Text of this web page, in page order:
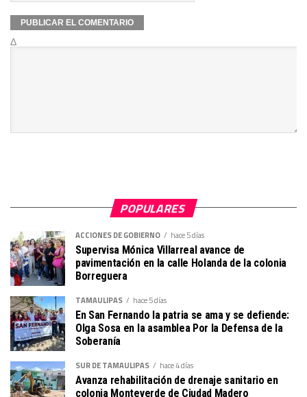
Δ
POPULARES
ACCIONES DE GOBIERNO hace 5 días
Supervisa Mónica Villarreal avance de
pavimentación en la calle Holanda de la colonia
Borreguera
TAMAULIPAS hace 5 días
En San Fernando la patria se ama y se defiende:
Olga Sosa en la asamblea Por la Defensa de la
Soberanía
SUR DE TAMAULIPAS hace 4 días
Avanza rehabilitación de drenaje sanitario en
colonia Monteverde de Ciudad Madero